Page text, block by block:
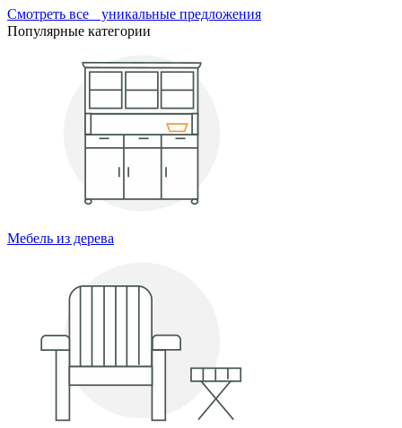
Смотреть все уникальные предложения
Популярные категории
Мебель из дерева